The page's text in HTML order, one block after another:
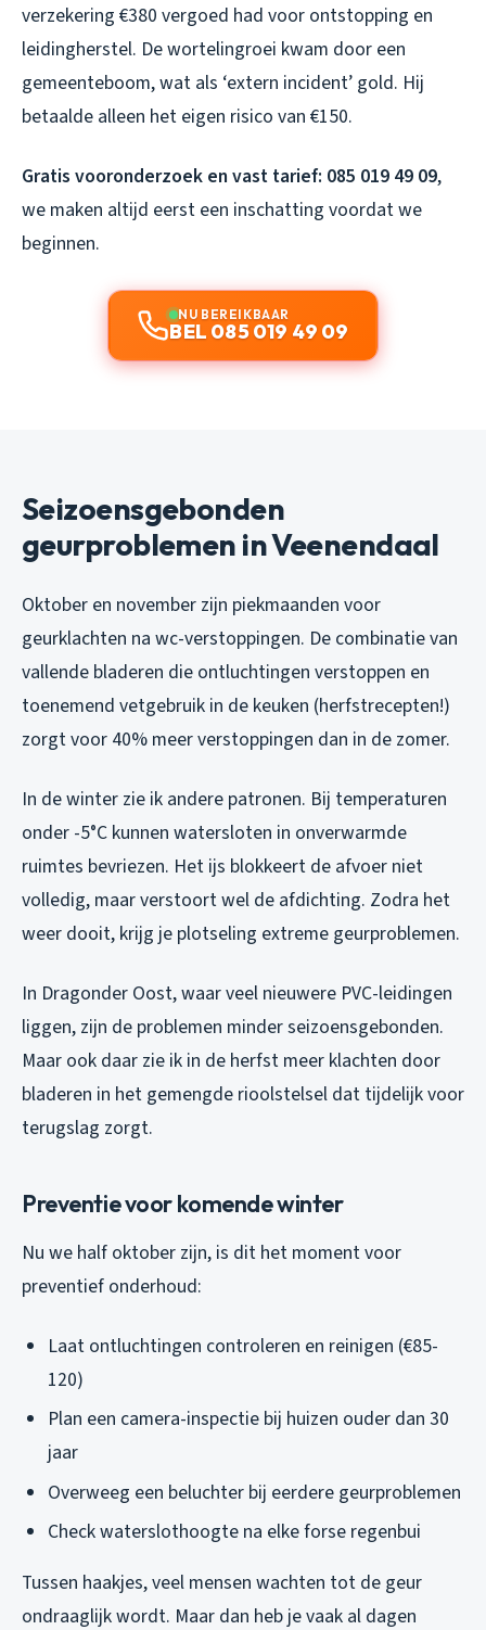
verzekering €380 vergoed had voor ontstopping en
leidingherstel. De wortelingroei kwam door een
gemeenteboom, wat als ‘extern incident’ gold. Hij
betaalde alleen het eigen risico van €150.
Gratis vooronderzoek en vast tarief: 085 019 49 09,
we maken altijd eerst een inschatting voordat we
beginnen.
NU BEREIKBAAR
BEL 085 019 49 09
Seizoensgebonden
geurproblemen in Veenendaal
Oktober en november zijn piekmaanden voor
geurklachten na wc-verstoppingen. De combinatie van
vallende bladeren die ontluchtingen verstoppen en
toenemend vetgebruik in de keuken (herfstrecepten!)
zorgt voor 40% meer verstoppingen dan in de zomer.
In de winter zie ik andere patronen. Bij temperaturen
onder -5°C kunnen watersloten in onverwarmde
ruimtes bevriezen. Het ijs blokkeert de afvoer niet
volledig, maar verstoort wel de afdichting. Zodra het
weer dooit, krijg je plotseling extreme geurproblemen.
In Dragonder Oost, waar veel nieuwere PVC-leidingen
liggen, zijn de problemen minder seizoensgebonden.
Maar ook daar zie ik in de herfst meer klachten door
bladeren in het gemengde rioolstelsel dat tijdelijk voor
terugslag zorgt.
Preventie voor komende winter
Nu we half oktober zijn, is dit het moment voor
preventief onderhoud:
Laat ontluchtingen controleren en reinigen (€85-
120)
Plan een camera-inspectie bij huizen ouder dan 30
jaar
Overweeg een beluchter bij eerdere geurproblemen
Check waterslothoogte na elke forse regenbui
Tussen haakjes, veel mensen wachten tot de geur
ondraaglijk wordt. Maar dan heb je vaak al dagen